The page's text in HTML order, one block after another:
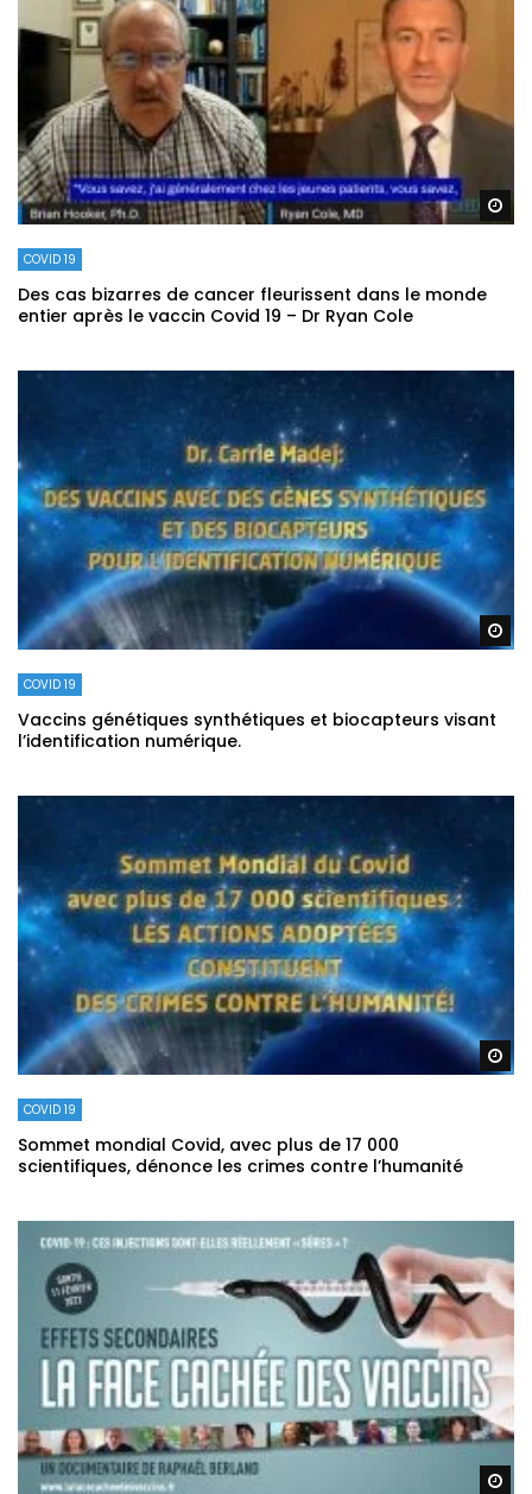
COVID 19
Des cas bizarres de cancer fleurissent dans le monde
entier après le vaccin Covid 19 – Dr Ryan Cole
COVID 19
Vaccins génétiques synthétiques et biocapteurs visant
l’identification numérique.
COVID 19
Sommet mondial Covid, avec plus de 17 000
scientifiques, dénonce les crimes contre l’humanité